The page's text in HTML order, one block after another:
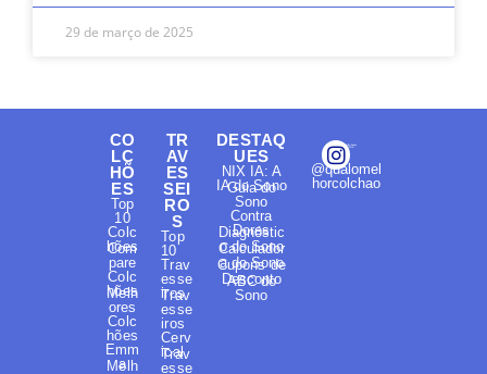
29 de março de 2025
CO
LC
HÕ
ES
Top
10
Colc
hões
Com
pare
Colc
hões
Melh
ores
Colc
hões
Emm
a
Melh
TR
AV
ES
SEI
RO
S
Top
10
Trav
esse
iros
Trav
esse
iros
Cerv
ical
Trav
esse
DESTAQ
UES
NIX IA: A
IA do Sono
Guia do
Sono
Contra
Dores
Diagnóstic
o do Sono
Calculador
a do Sono
Cupons de
Desconto
ABC do
Sono
@qualomel
horcolchao